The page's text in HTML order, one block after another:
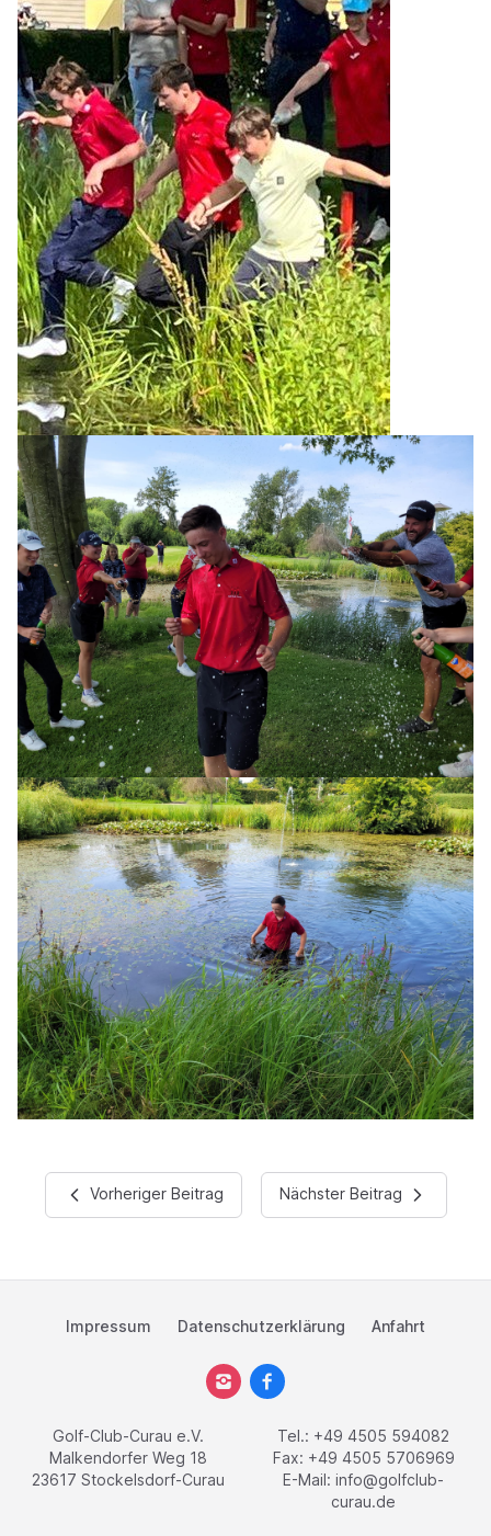
Vorheriger Beitrag Nächster Beitrag
Impressum Datenschutzerklärung Anfahrt
Golf-Club-Curau e.V.
Malkendorfer Weg 18
23617 Stockelsdorf-Curau
Tel.: +49 4505 594082
Fax: +49 4505 5706969
E-Mail: info@golfclub-
curau.de